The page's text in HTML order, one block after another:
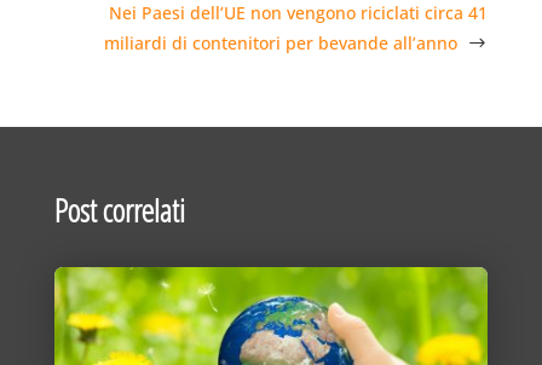
Nei Paesi dell’UE non vengono riciclati circa 41
miliardi di contenitori per bevande all’anno
Post correlati